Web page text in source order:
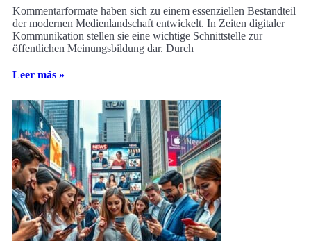
Kommentarformate haben sich zu einem essenziellen Bestandteil
der modernen Medienlandschaft entwickelt. In Zeiten digitaler
Kommunikation stellen sie eine wichtige Schnittstelle zur
öffentlichen Meinungsbildung dar. Durch
Leer más »